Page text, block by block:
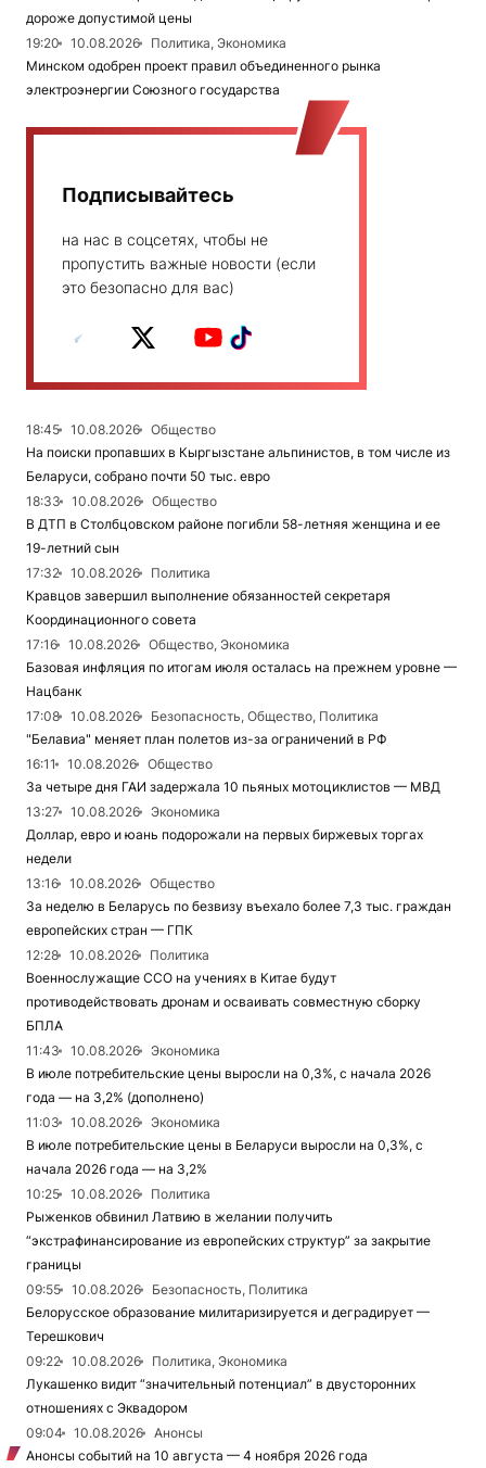
дороже допустимой цены
19:20
10.08.2026
Политика, Экономика
Минском одобрен проект правил объединенного рынка
электроэнергии Союзного государства
Подписывайтесь
на нас в соцсетях, чтобы не
пропустить важные новости (если
это безопасно для вас)
18:45 10.08.2026
Общество
На поиски пропавших в Кыргызстане альпинистов, в том числе из
Беларуси, собрано почти 50 тыс. евро
18:33
10.08.2026
Общество
В ДТП в Столбцовском районе погибли 58-летняя женщина и ее
19-летний сын
17:32
10.08.2026
Политика
Кравцов завершил выполнение обязанностей секретаря
Координационного совета
17:16
10.08.2026
Общество, Экономика
Базовая инфляция по итогам июля осталась на прежнем уровне —
Нацбанк
17:08
10.08.2026
Безопасность, Общество, Политика
"Белавиа" меняет план полетов из-за ограничений в РФ
16:11
10.08.2026
Общество
За четыре дня ГАИ задержала 10 пьяных мотоциклистов — МВД
13:27
10.08.2026
Экономика
Доллар, евро и юань подорожали на первых биржевых торгах
недели
13:16
10.08.2026
Общество
За неделю в Беларусь по безвизу въехало более 7,3 тыс. граждан
европейских стран — ГПК
12:28
10.08.2026
Политика
Военнослужащие ССО на учениях в Китае будут
противодействовать дронам и осваивать совместную сборку
БПЛА
11:43
10.08.2026
Экономика
В июле потребительские цены выросли на 0,3%, с начала 2026
года — на 3,2% (дополнено)
11:03
10.08.2026
Экономика
В июле потребительские цены в Беларуси выросли на 0,3%, с
начала 2026 года — на 3,2%
10:25
10.08.2026
Политика
Рыженков обвинил Латвию в желании получить
“экстрафинансирование из европейских структур” за закрытие
границы
09:55
10.08.2026
Безопасность, Политика
Белорусское образование милитаризируется и деградирует —
Терешкович
09:22
10.08.2026
Политика, Экономика
Лукашенко видит “значительный потенциал” в двусторонних
отношениях с Эквадором
09:04
10.08.2026
Анонсы
Анонсы событий на 10 августа — 4 ноября 2026 года